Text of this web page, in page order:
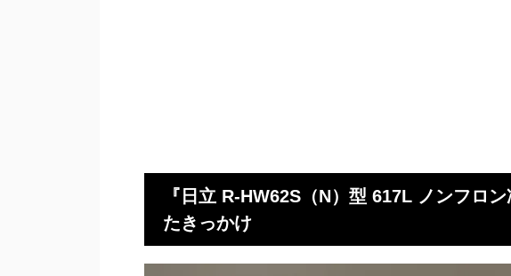
『日立 R-HW62S（N）型 617L ノンフロ
たきっかけ